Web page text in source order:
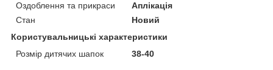
Оздоблення та прикраси
Аплікація
Стан
Новий
Користувальницькі характеристики
Розмір дитячих шапок
38-40